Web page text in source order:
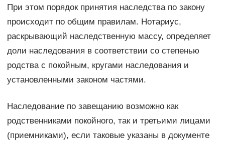
При этом порядок принятия наследства по закону
происходит по общим правилам. Нотариус,
раскрывающий наследственную массу, определяет
доли наследования в соответствии со степенью
родства с покойным, кругами наследования и
установленными законом частями.
Наследование по завещанию возможно как
родственниками покойного, так и третьими лицами
(приемниками), если таковые указаны в документе